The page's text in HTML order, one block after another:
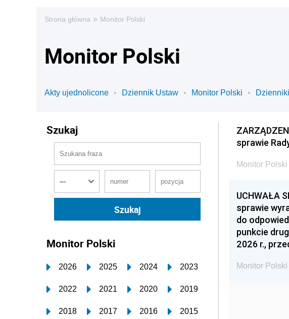
Strona główna » Monitor Polski
Monitor Polski
Akty ujednolicone Dziennik Ustaw Monitor Polski
Szukaj
Monitor Polski
2026 2025 2024 2023
2022 2021 2020 2019
2018 2017 2016 2015
sprawie
Monitor
UCHWAŁA
sprawie
do
punkcie
2026 r.,
Monitor